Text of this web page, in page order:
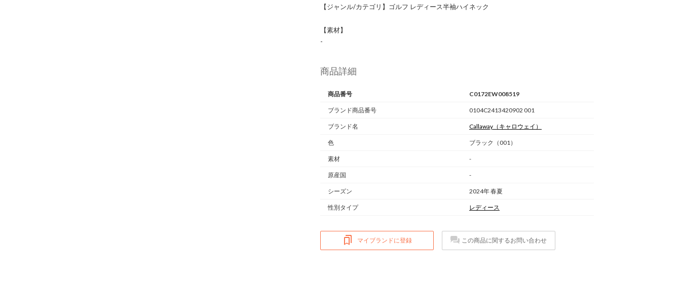
【ジャンル/カテゴリ】ゴルフ レディース半袖ハイネック
【素材】
-
商品詳細
商品番号 C0172EW008519
ブランド商品番号 0104C2413420902 001
ブランド名 Callaway （キャロウェイ）
色 ブラック（001）
素材 -
原産国 -
シーズン 2024年 春夏
性別タイプ レディース
マイブランドに登録 この商品に関するお問い合わせ